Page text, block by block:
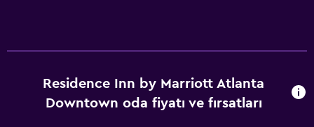
Residence Inn by Marriott Atlanta
Downtown oda fiyatı ve fırsatları